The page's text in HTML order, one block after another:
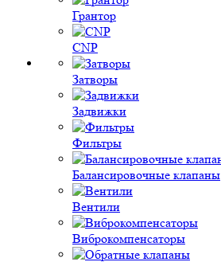
Грантор
CNP
Затворы
Задвижки
Фильтры
Балансировочные клапаны
Вентили
Виброкомпенсаторы